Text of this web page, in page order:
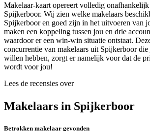
Makelaar-kaart opereert volledig
Spijkerboor. Wij zien welke makelaars
Spijkerboor en goed zijn in het uitvoeren van
maken een koppeling tussen jou en drie
waardoor er een win-win situatie ontstaat.
concurrentie van makelaars uit Spijkerboor
willen hebben, zorgt er namelijk voor dat de
wordt voor jou!
Lees de recensies over
Makelaars in Spijkerboor
Betrokken makelaar gevonden